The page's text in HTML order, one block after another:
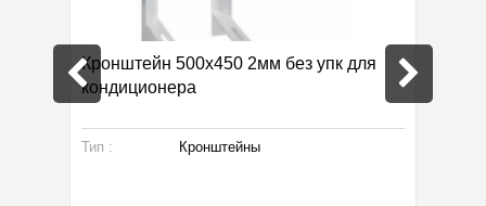
Кронштейн 500х450 2мм без упк для
кондиционера
Тип : Кронштейны